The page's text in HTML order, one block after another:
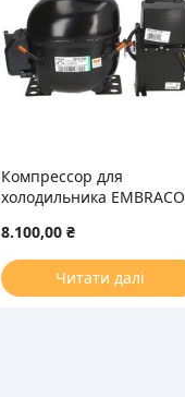
Компрессор для
холодильника EMBRACO
(с пусковым реле CSCR)
8.100,00₴
Читати далі